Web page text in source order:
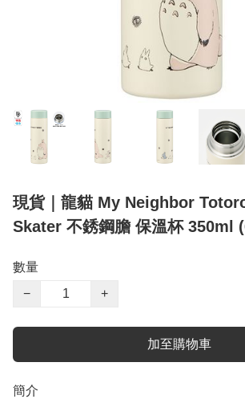
現貨｜龍貓 My Neighbor
Skater 不銹鋼膽 保溫杯 350ml
數量
−
+
加至購物車
簡介